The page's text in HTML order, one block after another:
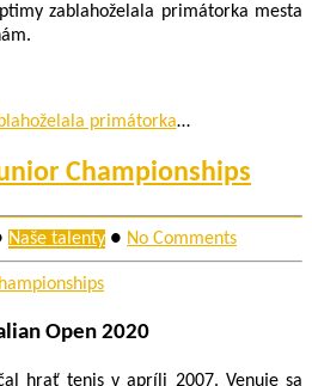
zablahoželala primátorka mesta
…
Championships
Naše talenty ● No Comments
Open 2020
hrať tenis v apríli 2007. Venuje sa